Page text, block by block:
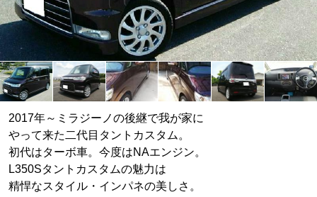
2017年～ミラジーノの後継で我が家に
やって来た二代目タントカスタム。
初代はターボ車。今度はNAエンジン。
L350Sタントカスタムの魅力は
精悍なスタイル・インパネの美しさ。